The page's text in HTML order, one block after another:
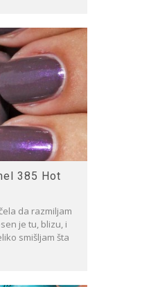
385 Hot
da razmiljam
je tu, blizu, i
smišljam šta